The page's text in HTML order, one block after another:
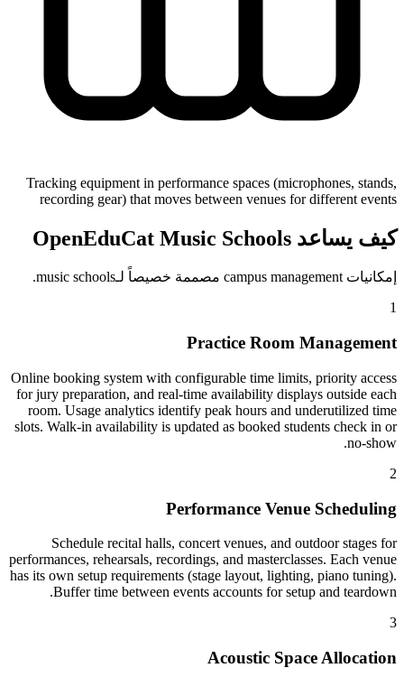
Tracking equipment in performance spaces (microphones, stands,
recording gear) that moves between venues for different events
كيف يساعد OpenEduCat Music Schools
إمكانيات campus management مصممة خصيصاً لـmusic schools.
1
Practice Room Management
Online booking system with configurable time limits, priority access
for jury preparation, and real-time availability displays outside each
room. Usage analytics identify peak hours and underutilized time
slots. Walk-in availability is updated as booked students check in or
no-show.
2
Performance Venue Scheduling
Schedule recital halls, concert venues, and outdoor stages for
performances, rehearsals, recordings, and masterclasses. Each venue
has its own setup requirements (stage layout, lighting, piano tuning).
Buffer time between events accounts for setup and teardown.
3
Acoustic Space Allocation